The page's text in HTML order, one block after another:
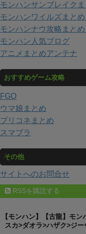
モンハンサンブレイク
モンハンワイルズまと
モンハンナウ攻略まと
モンハン人気ブログ
アニメまとめアンテナ
おすすめゲーム攻略
FGO
ウマ娘まとめ
プリコネまとめ
スマブラ
その他
サイトへのお問合せ
RSSを購読する
【モンハン】【古龍】モ
スカ>ダオラ>ハザク>ジ